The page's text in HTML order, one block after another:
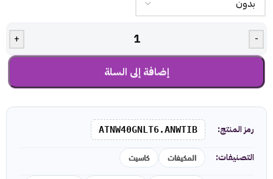
-
+
إضافة إلى السلة
رمز المنتج: ATNW40GNLT6.ANWTIB
التصنيفات: المكيفات كاسيت